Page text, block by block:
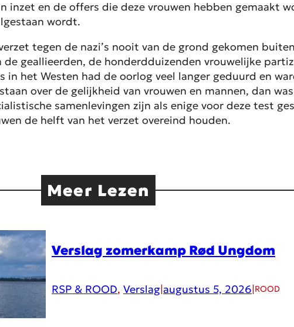
inzet en de offers die deze vrouwen hebben gemaakt
wordt.
tegen de nazi’s nooit van de grond gekomen
geallieerden, de honderdduizenden vrouwelijke
het Westen had de oorlog veel langer geduurd en
over de gelijkheid van vrouwen en mannen, dan
samenlevingen zijn als enige voor deze test
de helft van het verzet overeind houden.
Meer Lezen
Verslag zomerkamp Rød Ungdom
RSP & ROOD, Verslag|augustus 5, 2026|ROOD